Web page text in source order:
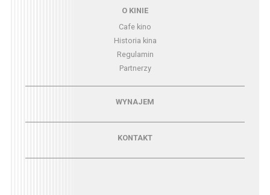
O KINIE
Cafe kino
Historia kina
Regulamin
Partnerzy
Menu - wynajemWYNAJEM
KONTAKT